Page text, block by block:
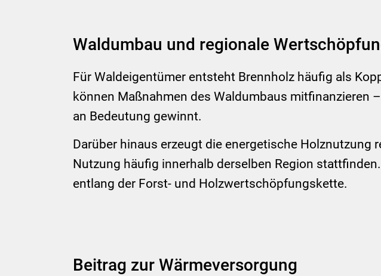
Waldumbau und regionale
Für Waldeigentümer entsteht Brennholz häufig als
können Maßnahmen des Waldumbaus mitfinanzieren
an Bedeutung gewinnt.
Darüber hinaus erzeugt die energetische Holznutzung
Nutzung häufig innerhalb derselben Region
entlang der Forst- und Holzwertschöpfungskette.
Beitrag zur Wärmeversorgung